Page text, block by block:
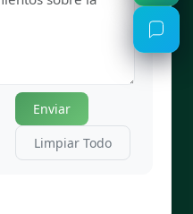
Enviar
Limpiar Todo